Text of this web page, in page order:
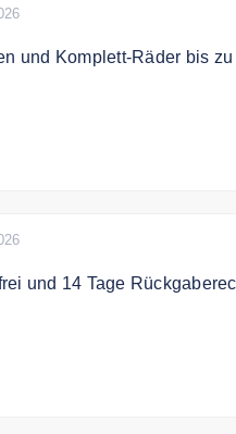
und Komplett-Räder bis
und 14 Tage